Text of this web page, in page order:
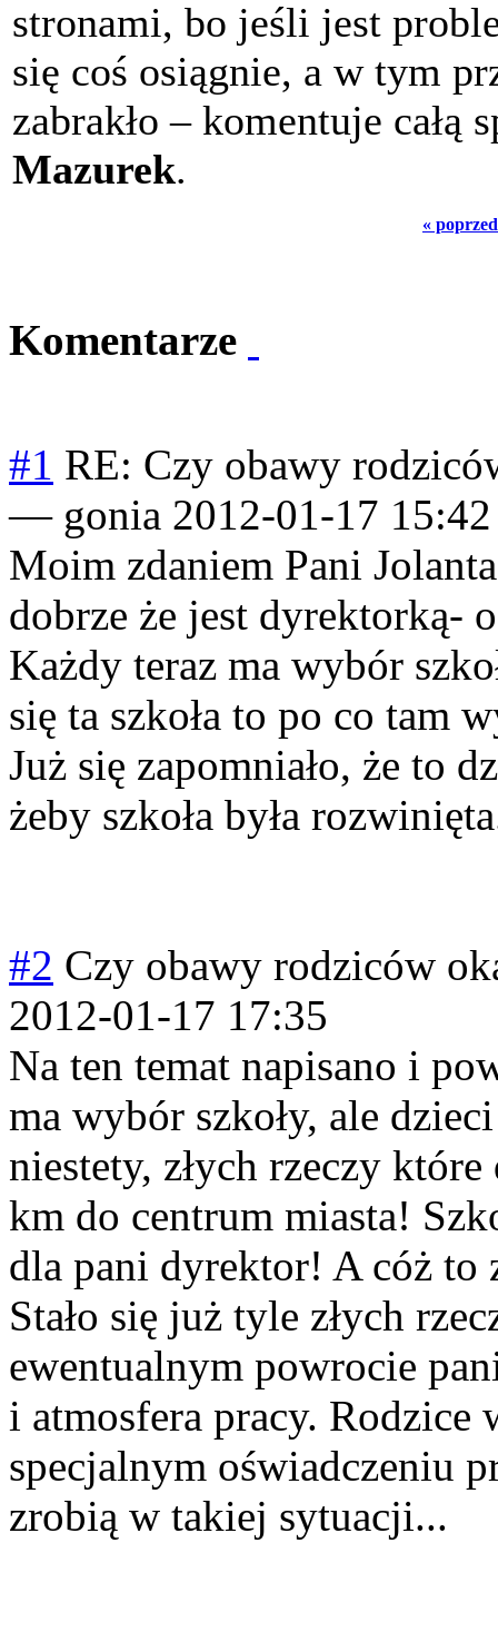
stronami, bo jeśli jest
się coś osiągnie, a w tym
zabrakło – komentuje
Mazurek.
«
Komentarze
#1 RE: Czy obawy
— gonia 2012-01-17 15:42
Moim zdaniem Pani
dobrze że jest dyrektorką-
Każdy teraz ma wybór
się ta szkoła to po co tam
Już się zapomniało, że to
żeby szkoła była
#2 Czy obawy rodziców
2012-01-17 17:35
Na ten temat napisano i
ma wybór szkoły, ale
niestety, złych rzeczy
km do centrum miasta!
dla pani dyrektor! A cóż to
Stało się już tyle złych
ewentualnym powrocie
i atmosfera pracy.
specjalnym oświadczeniu
zrobią w takiej sytuacji...